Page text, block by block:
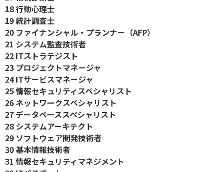
18 行動心理士
19 統計調査士
20 ファイナンシャル・プランナー（AFP）
21 システム監査技術者
22 ITストラテジスト
23 プロジェクトマネージャ
24 ITサービスマネージャ
25 情報セキュリティスペシャリスト
26 ネットワークスペシャリスト
27 データベーススペシャリスト
28 システムアーキテクト
29 ソフトウェア開発技術者
30 基本情報技術者
31 情報セキュリティマネジメント